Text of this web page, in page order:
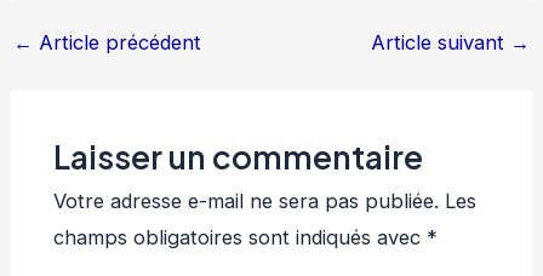
← Article précédent Article suivant →
Laisser un commentaire
Votre adresse e-mail ne sera pas publiée. Les
champs obligatoires sont indiqués avec *